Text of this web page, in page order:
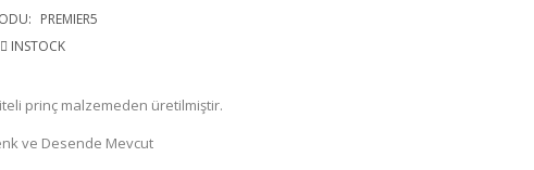
PREMIER5
INSTOCK
prinç malzemeden üretilmiştir.
ve Desende Mevcut